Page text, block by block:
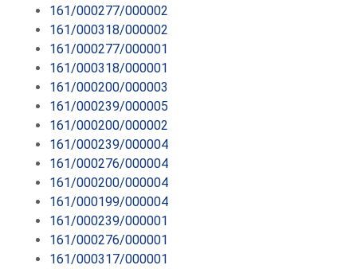
161/000277/000002
161/000318/000002
161/000277/000001
161/000318/000001
161/000200/000003
161/000239/000005
161/000200/000002
161/000239/000004
161/000276/000004
161/000200/000004
161/000199/000004
161/000239/000001
161/000276/000001
161/000317/000001